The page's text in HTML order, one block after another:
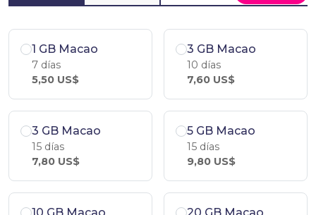
1 GB Macao
7 días
5,50 US$
3 GB Macao
10 días
7,60 US$
3 GB Macao
15 días
7,80 US$
5 GB Macao
15 días
9,80 US$